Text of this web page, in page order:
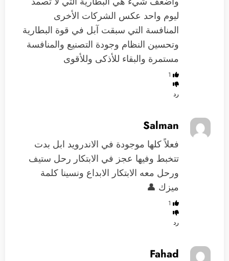
ليوم واحد عكس الشركات الأخرى
المنافسة التي سبقت آبل في قوة البطارية
وتحسين النظام وجودة التصنيع والمنافسة
مستمرة والبقاء للأذكى وللأقوى
1
رد
Salman
فعلاً كلها موجودة في الاندرويد ابل بدت
تتخبط وفيها عجز في الابتكار رحل ستيف
ورحل معه الابتكار الابداع ونسينا كلمة
ميزك 👤
1
رد
Fahad